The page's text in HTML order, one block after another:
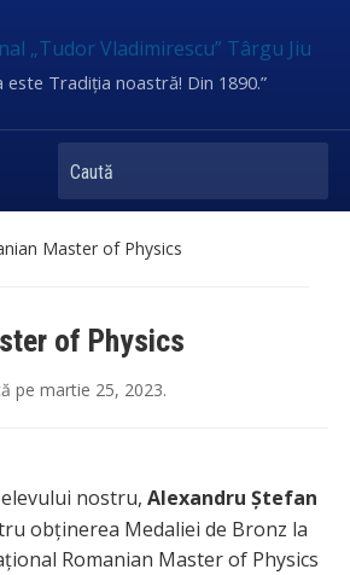
este Tradiția noastră! Din 1890.”
Caută
Master of Physics
of Physics
pe martie 25, 2023.
nostru, Alexandru Ștefan
obținerea Medaliei de Bronz la
Romanian Master of Physics